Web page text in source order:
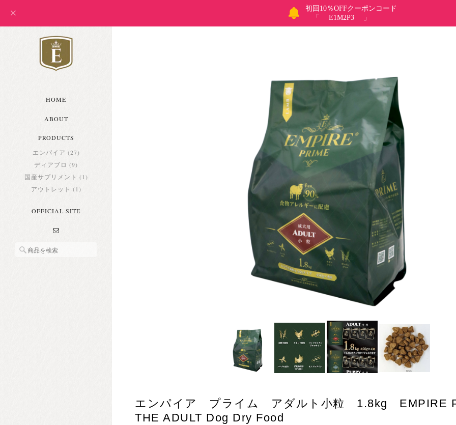
初回10％OFFクーポンコード
「 E1M2P3 」
HOME
ABOUT
PRODUCTS
エンパイア (27)
ディアブロ (9)
国産サプリメント (1)
アウトレット (1)
OFFICIAL SITE
エンパイア プライム アダルト小粒 1.8kg EMPIRE
THE ADULT Dog Dry Food